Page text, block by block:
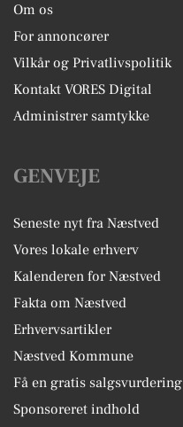
Om os
For annoncører
Vilkår og Privatlivspolitik
Kontakt VORES Digital
Administrer samtykke
GENVEJE
Seneste nyt fra Næstved
Vores lokale erhverv
Kalenderen for Næstved
Fakta om Næstved
Erhvervsartikler
Næstved Kommune
Få en gratis salgsvurdering
Sponsoreret indhold